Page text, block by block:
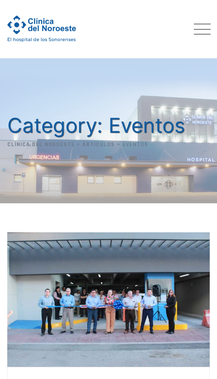
content
Category: Eventos
CLÍNICA DEL NOROESTE > ARTÍCULOS > EVENTOS